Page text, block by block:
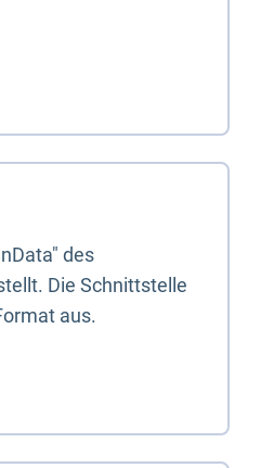
des
Die Schnittstelle
aus.